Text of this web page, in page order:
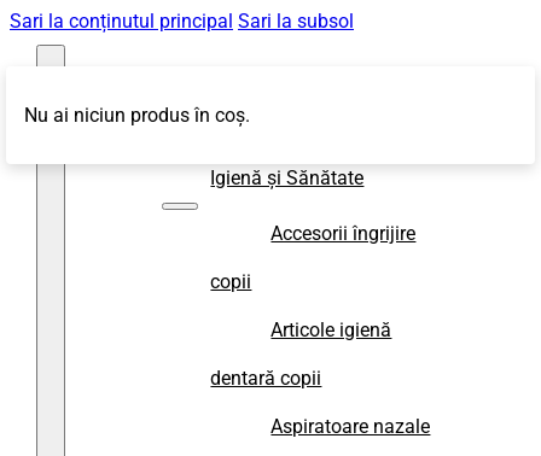
Sari la conținutul principal Sari la subsol
Igienă și Sănătate
Accesorii îngrijire
copii
Articole igienă
dentară copii
Aspiratoare nazale
Nu ai niciun produs în coș.